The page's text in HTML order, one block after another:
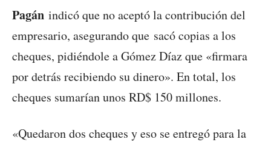
Pagán indicó que no aceptó la contribución del
empresario, asegurando que sacó copias a los
cheques, pidiéndole a Gómez Díaz que «firmara
por detrás recibiendo su dinero». En total, los
cheques sumarían unos RD$ 150 millones.
«Quedaron dos cheques y eso se entregó para la